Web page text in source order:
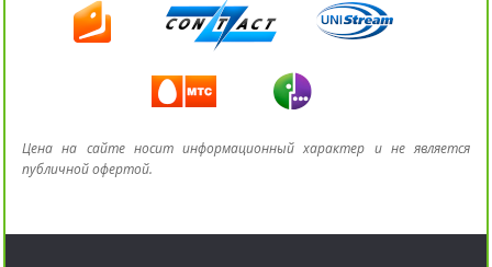
Цена на сайте носит информационный характер и не является
публичной офертой.